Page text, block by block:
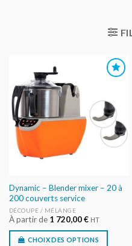
AU DEVIS
Dynamic – Blender mixer – 20 à
200 couverts service
DÉCOUPE / MÉLANGE
À partir de 1 720,00€ HT
CHOIX DES OPTIONS